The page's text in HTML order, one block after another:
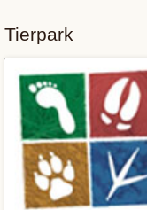
Tierpark